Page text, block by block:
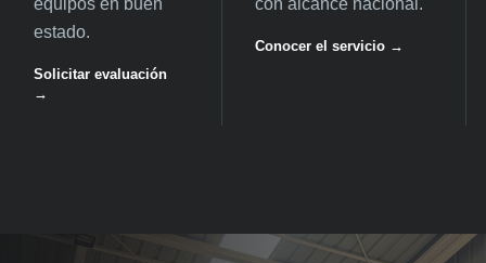
equipos en buen
estado.
Solicitar evaluación
→
con alcance nacional.
Conocer el servicio →